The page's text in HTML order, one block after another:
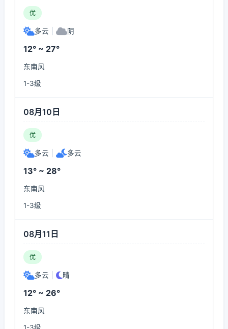
优
多云 阴
12° ~ 27°
东南风
1-3级
08月10日
优
多云 多云
13° ~ 28°
东南风
1-3级
08月11日
优
多云 晴
12° ~ 26°
东南风